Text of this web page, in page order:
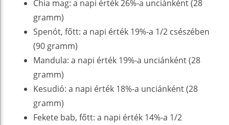
Chia mag: a napi érték 26%-a unciánként (28
gramm)
Spenót, főtt: a napi érték 19%-a 1/2 csészében
(90 gramm)
Mandula: a napi érték 19%-a unciánként (28
gramm)
Kesudió: a napi érték 18%-a unciánként (28
gramm)
Fekete bab, főtt: a napi érték 14%-a 1/2